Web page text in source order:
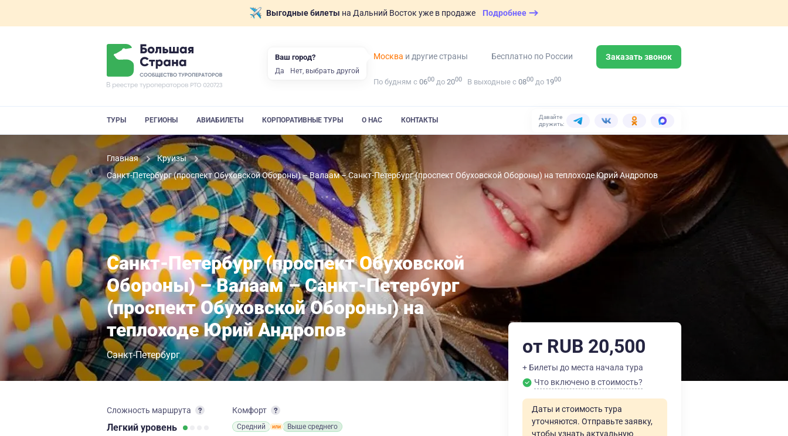
Выгодные билеты на Дальний Восток уже в продаже Подробнее
Москва и другие страны Бесплатно по России Заказать звонок
По будням с 0600 до 2000 В выходные с 0800 до 1900
ТУРЫ РЕГИОНЫ АВИАБИЛЕТЫ КОРПОРАТИВНЫЕ ТУРЫ О НАС КОНТАКТЫ
Давайте
дружить:
Главная
Круизы
Санкт-Петербург (проспект Обуховской Обороны) – Валаам – Санкт-Петербург (проспект Обуховской Обороны) на теплоходе Юрий Андропов
Санкт-Петербург (проспект Обуховской
Обороны) – Валаам – Санкт-Петербург
(проспект Обуховской Обороны) на
теплоходе Юрий Андропов
Санкт-Петербург
Сложность маршрута
Легкий уровень
Комфорт
Средний Выше среднего
от RUB 20,500
+ Билеты до места начала тура
Что включено в стоимость?
Даты и стоимость тура
уточняются. Отправьте заявку,
чтобы узнать актуальную
Ваш город?
Да Нет, выбрать другой